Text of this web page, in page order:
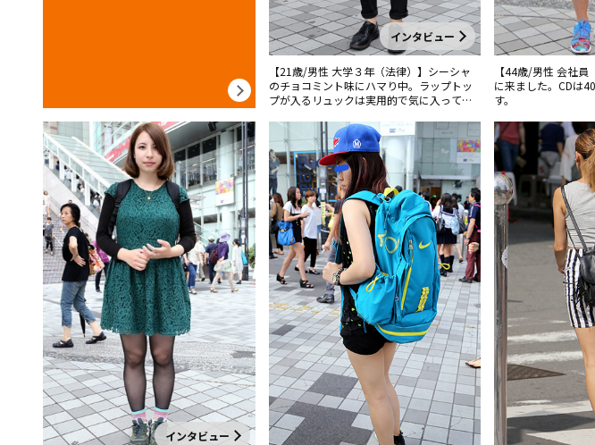
インタビュー
【21歳/男性 大学３年（法律）】シーシャ
のチョコミント味にハマり中。ラップトッ
プが入るリュックは実用的で気に入ってい
【44歳/男性 会社
に来ました。CDは
す。
インタビュー